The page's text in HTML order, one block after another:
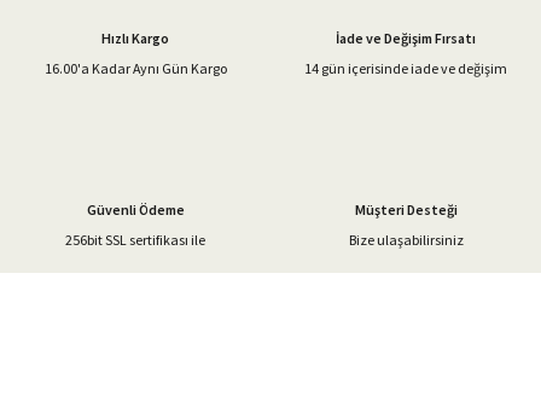
Ürün bilgilerinde hatalar bulunuyor.
Gönder
Hızlı Kargo
16.00'a Kadar Aynı Gün Kargo
İade ve Değişim Fırsatı
14 gün içerisinde iade ve değişim
Güvenli Ödeme
256bit SSL sertifikası ile
Müşteri Desteği
Bize ulaşabilirsiniz